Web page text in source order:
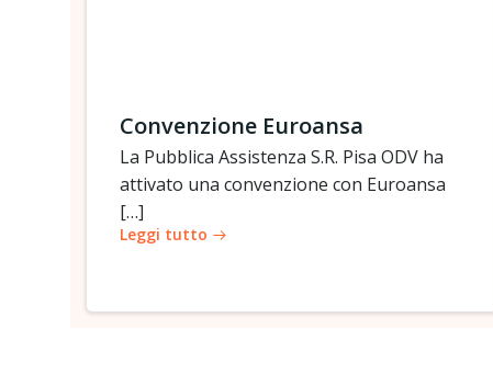
Convenzione Euroansa
La Pubblica Assistenza S.R. Pisa ODV ha
attivato una convenzione con Euroansa
[…]
Leggi tutto